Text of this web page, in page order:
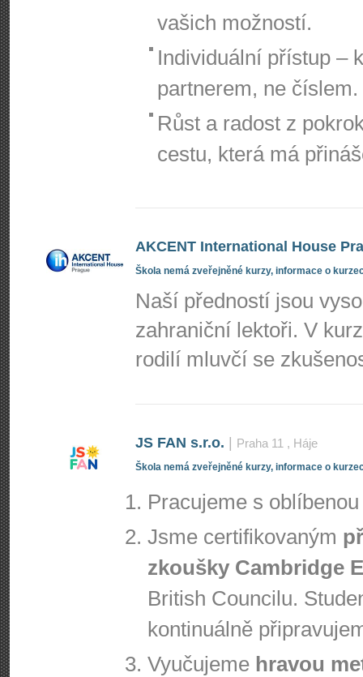
vašich možností.
Individuální přístup –
partnerem, ne číslem.
Růst a radost z
cestu, která má
AKCENT International House
Škola nemá zveřejněné kurzy, informace o
Naší předností jsou
zahraniční lektoři. V
rodilí mluvčí se
JS FAN s.r.o. Praha 11 , Háje
Škola nemá zveřejněné kurzy, informace o
Pracujeme s
Jsme certifikovaným
zkoušky Cambridge
British Councilu.
kontinuálně
Vyučujeme hravou